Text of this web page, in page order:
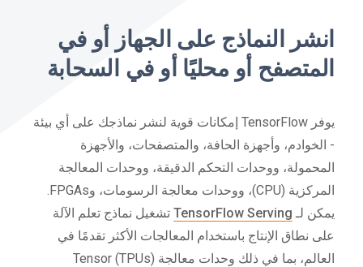
انشر النماذج على الجهاز أو في
المتصفح أو محليًا أو في السحابة
يوفر TensorFlow إمكانات قوية لنشر نماذجك على أي بيئة
- الخوادم، وأجهزة الحافة، والمتصفحات، والأجهزة
المحمولة، ووحدات التحكم الدقيقة، ووحدات المعالجة
المركزية (CPU)، ووحدات معالجة الرسومات، وFPGAs.
يمكن لـ TensorFlow Serving تشغيل نماذج تعلم الآلة
على نطاق الإنتاج باستخدام المعالجات الأكثر تقدمًا في
العالم، بما في ذلك وحدات معالجة Tensor (TPUs)